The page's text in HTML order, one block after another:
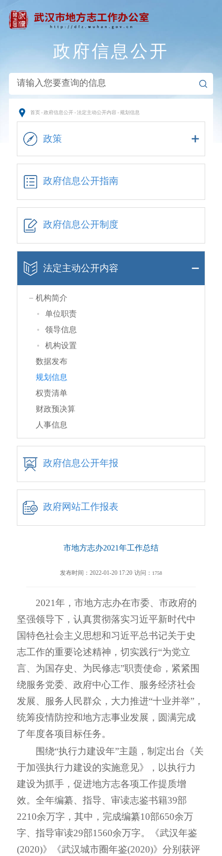
政府信息公开
首页 - 政府信息公开 - 法定主动公开内容 - 规划信息
政策
政府信息公开指南
政府信息公开制度
法定主动公开内容
机构简介
单位职责
领导信息
机构设置
数据发布
规划信息
权责清单
财政预决算
人事信息
政府信息公开年报
政府网站工作报表
市地方志办2021年工作总结
发布时间：2022-01-20 17:20 访问： 1758
2021年，市地方志办在市委、市政府的
坚强领导下，认真贯彻落实习近平新时代中
国特色社会主义思想和习近平总书记关于史
志工作的重要论述精神，切实践行“为党立
言、为国存史、为民修志”职责使命，紧紧围
绕服务党委、政府中心工作、服务经济社会
发展、服务人民群众，大力推进“十业并举” ，
统筹疫情防控和地方志事业发展，圆满完成
了年度各项目标任务。
围绕“执行力建设年”主题，制定出台《关
于加强执行力建设的实施意见》，以执行力
建设为抓手，促进地方志各项工作提质增
效。全年编纂、指导、审读志鉴书籍39部
2210余万字，其中，完成编纂10部650余万
字、指导审读29部1560余万字。《武汉年鉴
(2020)》《武汉城市圈年鉴(2020)》分别获评